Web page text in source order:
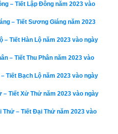
– Tiết Lập Đông năm 2023 vào
– Tiết Sương Giáng năm 2023
– Tiết Hàn Lộ năm 2023 vào ngày
– Tiết Thu Phân năm 2023 vào
Tiết Bạch Lộ năm 2023 vào ngày
– Tiết Xử Thử năm 2023 vào ngày
Thử – Tiết Đại Thử năm 2023 vào